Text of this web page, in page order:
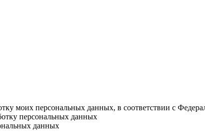
моих персональных данных, в соответствии с
персональных данных
данных